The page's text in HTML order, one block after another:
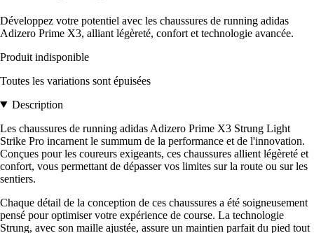
Développez votre potentiel avec les chaussures de running adidas
Adizero Prime X3, alliant légèreté, confort et technologie avancée.
Produit indisponible
Toutes les variations sont épuisées
Description
Les chaussures de running adidas Adizero Prime X3 Strung Light
Strike Pro incarnent le summum de la performance et de l'innovation.
Conçues pour les coureurs exigeants, ces chaussures allient légèreté et
confort, vous permettant de dépasser vos limites sur la route ou sur les
sentiers.
Chaque détail de la conception de ces chaussures a été soigneusement
pensé pour optimiser votre expérience de course. La technologie
Strung, avec son maille ajustée, assure un maintien parfait du pied tout